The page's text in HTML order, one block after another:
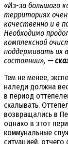
«Из-за большого
территориях
качественно и в
Необходимо
комплексной
поддерживать их
состоянии», —
Тем не менее,
наледи должна
в период
скалывать.
возвращались в
однако в этот
коммунальные
ситуацией, отчего